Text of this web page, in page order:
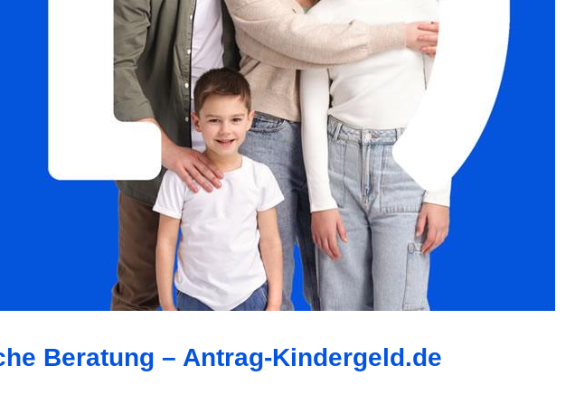
Beratung – Antrag-Kindergeld.de